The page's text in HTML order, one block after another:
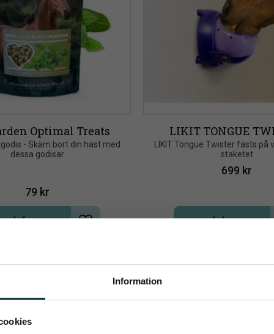
Information
Optimal Treats
- Skäm bort din häst med
dessa godisar
79 kr
Info
LIKIT TONGUE
​LIKIT Tongue Twister fästs på
staketet
699 kr
Info
på Emmishopens